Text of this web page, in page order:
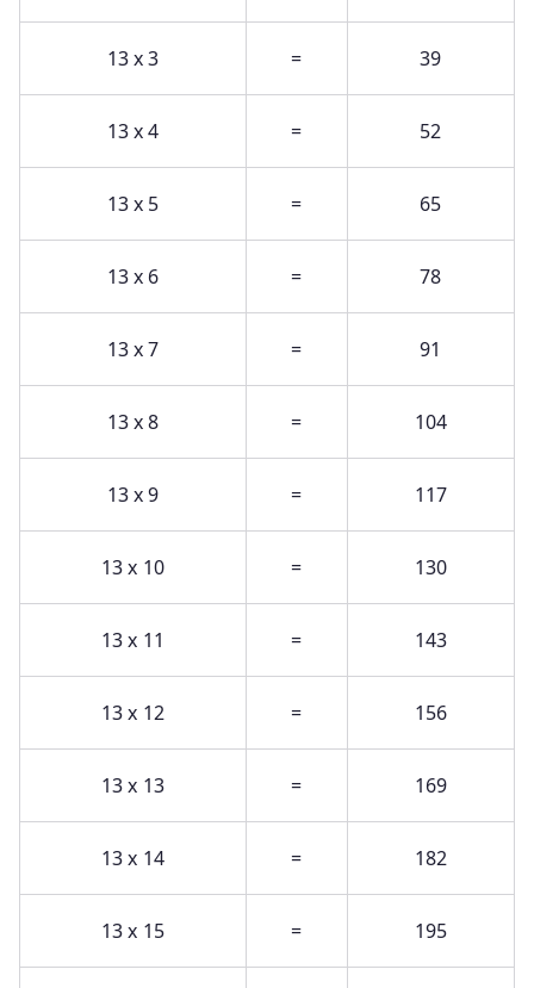
13 x 3 = 39
13 x 4 = 52
13 x 5 = 65
13 x 6 = 78
13 x 7 = 91
13 x 8 = 104
13 x 9 = 117
13 x 10 = 130
13 x 11 = 143
13 x 12 = 156
13 x 13 = 169
13 x 14 = 182
13 x 15 = 195